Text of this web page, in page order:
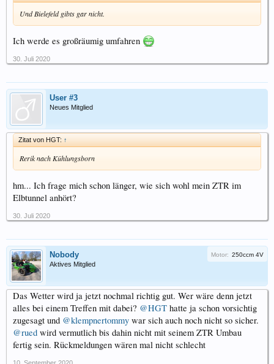
Und Bielefeld gibts gar nicht.
Ich werde es großräumig umfahren
30. Juli 2020
User #3
Neues Mitglied
Zitat von HGT: ↑
Rerik nach Kühlungsborn
hm... Ich frage mich schon länger, wie sich wohl mein ZTR im
Elbtunnel anhört?
30. Juli 2020
Nobody
Aktives Mitglied
Motor: 250ccm 4V
Das Wetter wird ja jetzt nochmal richtig gut. Wer wäre denn jetzt
alles bei einem Treffen mit dabei? @HGT hatte ja schon vorsichtig
zugesagt und @klempnertommy war sich auch noch nicht so sicher.
@rued wird vermutlich bis dahin nicht mit seinem ZTR Umbau
fertig sein. Rückmeldungen wären mal nicht schlecht